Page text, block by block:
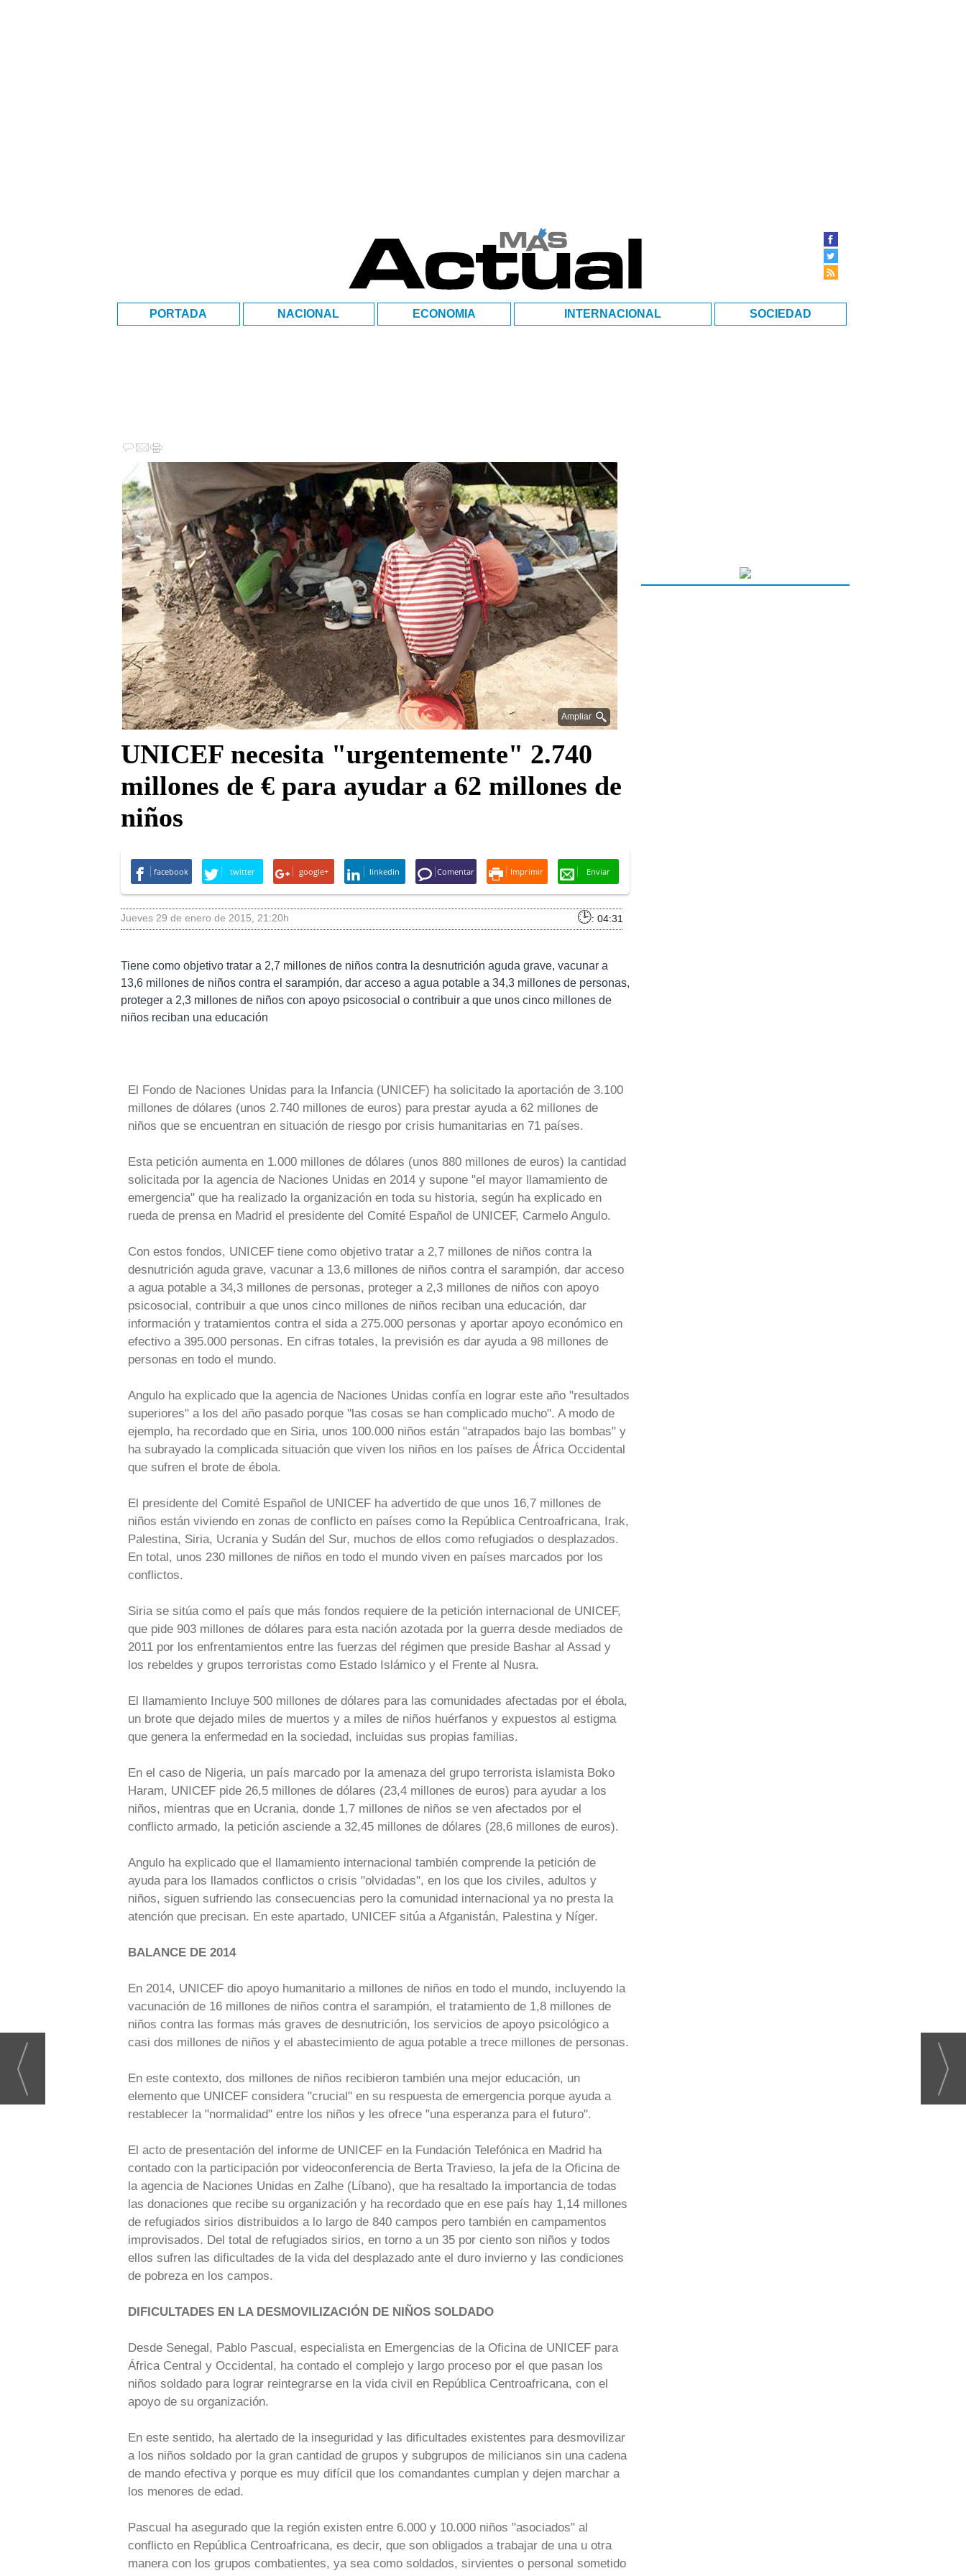
PORTADA NACIONAL ECONOMIA INTERNACIONAL SOCIEDAD
Ampliar
UNICEF necesita "urgentemente" 2.740
millones de € para ayudar a 62 millones de
niños
facebook twitter google+ linkedin Comentar Imprimir Enviar
jueves 29 de enero de 2015 21:20h : 04:31
Tiene como objetivo tratar a 2,7 millones de niños contra la desnutrición aguda grave, vacunar a
13,6 millones de niños contra el sarampión, dar acceso a agua potable a 34,3 millones de personas,
proteger a 2,3 millones de niños con apoyo psicosocial o contribuir a que unos cinco millones de
niños reciban una educación
El Fondo de Naciones Unidas para la Infancia (UNICEF) ha solicitado la aportación de 3.100
millones de dólares (unos 2.740 millones de euros) para prestar ayuda a 62 millones de
niños que se encuentran en situación de riesgo por crisis humanitarias en 71 países.
Esta petición aumenta en 1.000 millones de dólares (unos 880 millones de euros) la cantidad
solicitada por la agencia de Naciones Unidas en 2014 y supone "el mayor llamamiento de
emergencia" que ha realizado la organización en toda su historia, según ha explicado en
rueda de prensa en Madrid el presidente del Comité Español de UNICEF, Carmelo Angulo.
Con estos fondos, UNICEF tiene como objetivo tratar a 2,7 millones de niños contra la
desnutrición aguda grave, vacunar a 13,6 millones de niños contra el sarampión, dar acceso
a agua potable a 34,3 millones de personas, proteger a 2,3 millones de niños con apoyo
psicosocial, contribuir a que unos cinco millones de niños reciban una educación, dar
información y tratamientos contra el sida a 275.000 personas y aportar apoyo económico en
efectivo a 395.000 personas. En cifras totales, la previsión es dar ayuda a 98 millones de
personas en todo el mundo.
Angulo ha explicado que la agencia de Naciones Unidas confía en lograr este año "resultados
superiores" a los del año pasado porque "las cosas se han complicado mucho". A modo de
ejemplo, ha recordado que en Siria, unos 100.000 niños están "atrapados bajo las bombas" y
ha subrayado la complicada situación que viven los niños en los países de África Occidental
que sufren el brote de ébola.
El presidente del Comité Español de UNICEF ha advertido de que unos 16,7 millones de
niños están viviendo en zonas de conflicto en países como la República Centroafricana, Irak,
Palestina, Siria, Ucrania y Sudán del Sur, muchos de ellos como refugiados o desplazados.
En total, unos 230 millones de niños en todo el mundo viven en países marcados por los
conflictos.
Siria se sitúa como el país que más fondos requiere de la petición internacional de UNICEF,
que pide 903 millones de dólares para esta nación azotada por la guerra desde mediados de
2011 por los enfrentamientos entre las fuerzas del régimen que preside Bashar al Assad y
los rebeldes y grupos terroristas como Estado Islámico y el Frente al Nusra.
El llamamiento Incluye 500 millones de dólares para las comunidades afectadas por el ébola,
un brote que dejado miles de muertos y a miles de niños huérfanos y expuestos al estigma
que genera la enfermedad en la sociedad, incluidas sus propias familias.
En el caso de Nigeria, un país marcado por la amenaza del grupo terrorista islamista Boko
Haram, UNICEF pide 26,5 millones de dólares (23,4 millones de euros) para ayudar a los
niños, mientras que en Ucrania, donde 1,7 millones de niños se ven afectados por el
conflicto armado, la petición asciende a 32,45 millones de dólares (28,6 millones de euros).
Angulo ha explicado que el llamamiento internacional también comprende la petición de
ayuda para los llamados conflictos o crisis "olvidadas", en los que los civiles, adultos y
niños, siguen sufriendo las consecuencias pero la comunidad internacional ya no presta la
atención que precisan. En este apartado, UNICEF sitúa a Afganistán, Palestina y Níger.
BALANCE DE 2014
En 2014, UNICEF dio apoyo humanitario a millones de niños en todo el mundo, incluyendo la
vacunación de 16 millones de niños contra el sarampión, el tratamiento de 1,8 millones de
niños contra las formas más graves de desnutrición, los servicios de apoyo psicológico a
casi dos millones de niños y el abastecimiento de agua potable a trece millones de personas.
En este contexto, dos millones de niños recibieron también una mejor educación, un
elemento que UNICEF considera "crucial" en su respuesta de emergencia porque ayuda a
restablecer la "normalidad" entre los niños y les ofrece "una esperanza para el futuro".
El acto de presentación del informe de UNICEF en la Fundación Telefónica en Madrid ha
contado con la participación por videoconferencia de Berta Travieso, la jefa de la Oficina de
la agencia de Naciones Unidas en Zalhe (Líbano), que ha resaltado la importancia de todas
las donaciones que recibe su organización y ha recordado que en ese país hay 1,14 millones
de refugiados sirios distribuidos a lo largo de 840 campos pero también en campamentos
improvisados. Del total de refugiados sirios, en torno a un 35 por ciento son niños y todos
ellos sufren las dificultades de la vida del desplazado ante el duro invierno y las condiciones
de pobreza en los campos.
DIFICULTADES EN LA DESMOVILIZACIÓN DE NIÑOS SOLDADO
Desde Senegal, Pablo Pascual, especialista en Emergencias de la Oficina de UNICEF para
África Central y Occidental, ha contado el complejo y largo proceso por el que pasan los
niños soldado para lograr reintegrarse en la vida civil en República Centroafricana, con el
apoyo de su organización.
En este sentido, ha alertado de la inseguridad y las dificultades existentes para desmovilizar
a los niños soldado por la gran cantidad de grupos y subgrupos de milicianos sin una cadena
de mando efectiva y porque es muy difícil que los comandantes cumplan y dejen marchar a
los menores de edad.
Pascual ha asegurado que la región existen entre 6.000 y 10.000 niños "asociados" al
conflicto en República Centroafricana, es decir, que son obligados a trabajar de una u otra
manera con los grupos combatientes, ya sea como soldados, sirvientes o personal sometido